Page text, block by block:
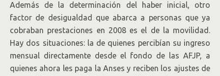
Además de la determinación del haber inicial, otro
factor de desigualdad que abarca a personas que ya
cobraban prestaciones en 2008 es el de la movilidad.
Hay dos situaciones: la de quienes percibían su ingreso
mensual directamente desde el fondo de las AFJP, a
quienes ahora les paga la Anses y reciben los ajustes de